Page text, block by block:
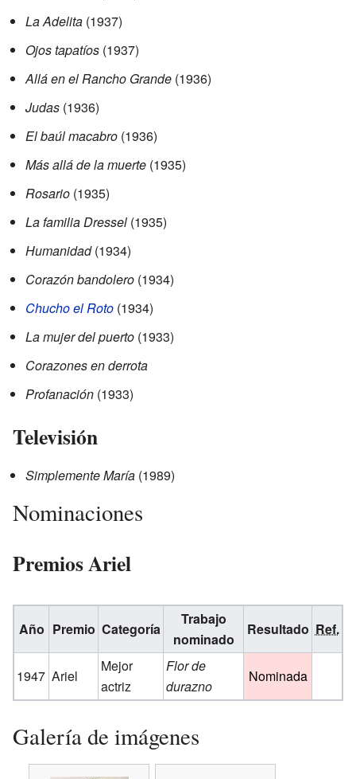
La Adelita (1937)
Ojos tapatíos (1937)
Allá en el Rancho Grande (1936)
Judas (1936)
El baúl macabro (1936)
Más allá de la muerte (1935)
Rosario (1935)
La familia Dressel (1935)
Humanidad(1934)
Corazón bandolero (1934)
Chucho el Roto (1934)
La mujer del puerto (1933)
Corazones en derrota
Profanación (1933)
Televisión
Simplemente María (1989)
Nominaciones
Premios Ariel
Año Premio Categoría
Trabajo
nominado
Resultado Ref.
1947 Ariel
Mejor
actriz
Flor de
durazno
Nominada
Galería de imágenes